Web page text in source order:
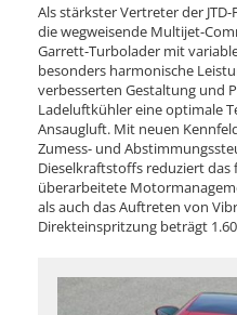
Als stärkster Vertreter der
die wegweisende Multijet-
Garrett-Turbolader mit
besonders harmonische
verbesserten Gestaltung und
Ladeluftkühler eine optimale
Ansaugluft. Mit neuen
Zumess- und
Dieselkraftstoffs reduziert das
überarbeitete
als auch das Auftreten von
Direkteinspritzung beträgt